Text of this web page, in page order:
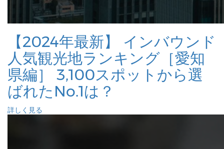
【2024年最新】 インバウンド
人気観光地ランキング［愛知
県編］ 3,100スポットから選
ばれたNo.1は？
詳しく見る